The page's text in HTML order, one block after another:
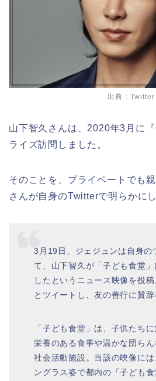
出典：Twitter
山下智久さんは、2020年3月に
ライズ訪問しました。
そのことを、プライベートでも
さんが自身のTwitterで明らかにし
3 月 19 日、ジェジュンは自身の
て、山下智久が「子ども食堂
したというニュース映像を投稿
とツイートし、友の善行に賛辞
「子ども食堂」は、子供たち
栄養のある食事や温かな団ら
社会活動施設。当該の映像に
ングラス姿で都内の「子ども